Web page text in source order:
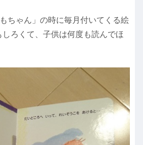
ちゃん」の時に毎月付いてくる絵
ろくて、子供は何度も読んでほ